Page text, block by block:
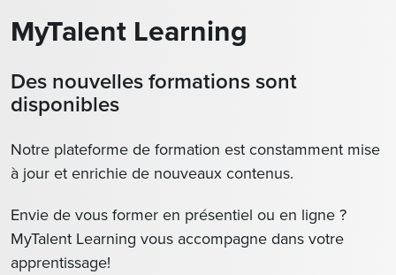
MyTalent Learning
Des nouvelles formations sont
disponibles
Notre plateforme de formation est constamment mise
à jour et enrichie de nouveaux contenus.
Envie de vous former en présentiel ou en ligne ?
MyTalent Learning vous accompagne dans votre
apprentissage!